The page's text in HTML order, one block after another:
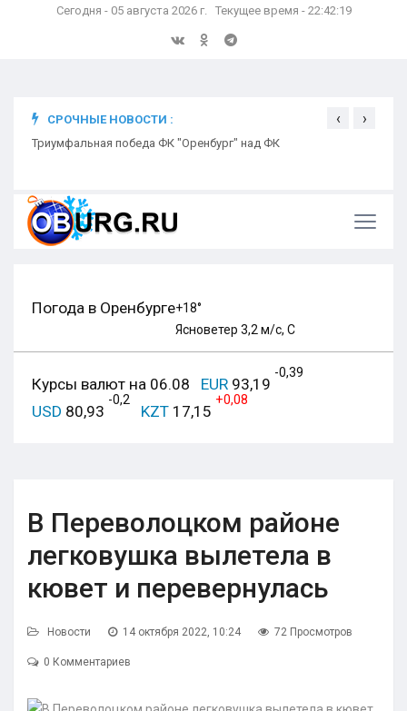
Сегодня - 05 августа 2026 г. Текущее время - 22:42:20
СРОЧНЫЕ НОВОСТИ :
Триумфальная победа ФК "Оренбург" над ФК
‹ ›
Погода в Оренбурге+18°
Ясноветер 3,2 м/с, С
Курсы валют на 06.08 EUR 93,19
-0,39
USD 80,93
-0,2
KZT 17,15
+0,08
В Переволоцком районе
легковушка вылетела в
кювет и перевернулась
Новости 14 октября 2022, 10:24 72 Просмотров
0 Комментариев